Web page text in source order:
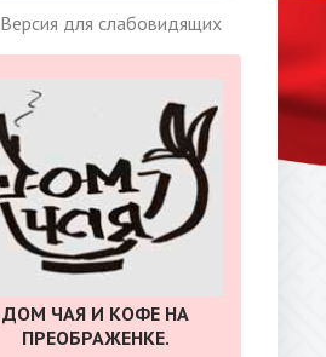
Версия для слабовидящих
ДОМ ЧАЯ И КОФЕ НА
ПРЕОБРАЖЕНКЕ.